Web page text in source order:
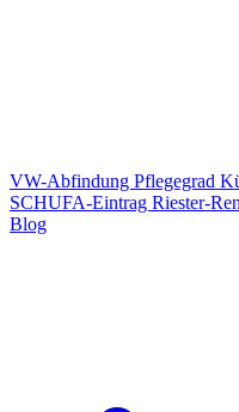
VW-Abfindung Pflegegrad
SCHUFA-Eintrag Riester-
Blog